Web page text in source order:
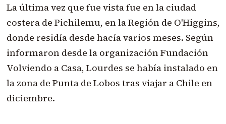
La última vez que fue vista fue en la ciudad
costera de Pichilemu, en la Región de O'Higgins,
donde residía desde hacía varios meses. Según
informaron desde la organización Fundación
Volviendo a Casa, Lourdes se había instalado en
la zona de Punta de Lobos tras viajar a Chile en
diciembre.